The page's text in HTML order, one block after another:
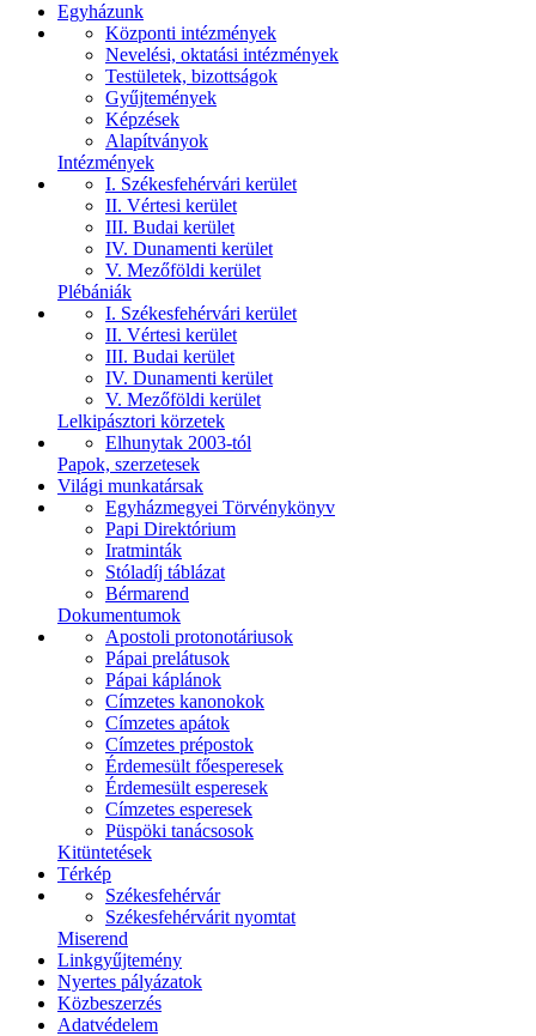
Egyházunk
Központi intézmények
Nevelési, oktatási intézmények
Testületek, bizottságok
Gyűjtemények
Képzések
Alapítványok
Intézmények
I. Székesfehérvári kerület
II. Vértesi kerület
III. Budai kerület
IV. Dunamenti kerület
V. Mezőföldi kerület
Plébániák
I. Székesfehérvári kerület
II. Vértesi kerület
III. Budai kerület
IV. Dunamenti kerület
V. Mezőföldi kerület
Lelkipásztori körzetek
Elhunytak 2003-tól
Papok, szerzetesek
Világi munkatársak
Egyházmegyei Törvénykönyv
Papi Direktórium
Iratminták
Stóladíj táblázat
Bérmarend
Dokumentumok
Apostoli protonotáriusok
Pápai prelátusok
Pápai káplánok
Címzetes kanonokok
Címzetes apátok
Címzetes prépostok
Érdemesült főesperesek
Érdemesült esperesek
Címzetes esperesek
Püspöki tanácsosok
Kitüntetések
Térkép
Székesfehérvár
Székesfehérvárit nyomtat
Miserend
Linkgyűjtemény
Nyertes pályázatok
Közbeszerzés
Adatvédelem